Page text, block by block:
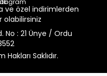
ve özel indirimlerden
olabilirsiniz
No : 21 Ünye / Ordu
Saklıdır.